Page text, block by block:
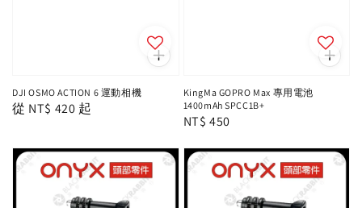
DJI OSMO ACTION 6 運動相機
Regular
從 NT$ 420 起
KingMa GOPRO Max 專用電池
1400mAh SPCC1B+
Regular
NT$ 450